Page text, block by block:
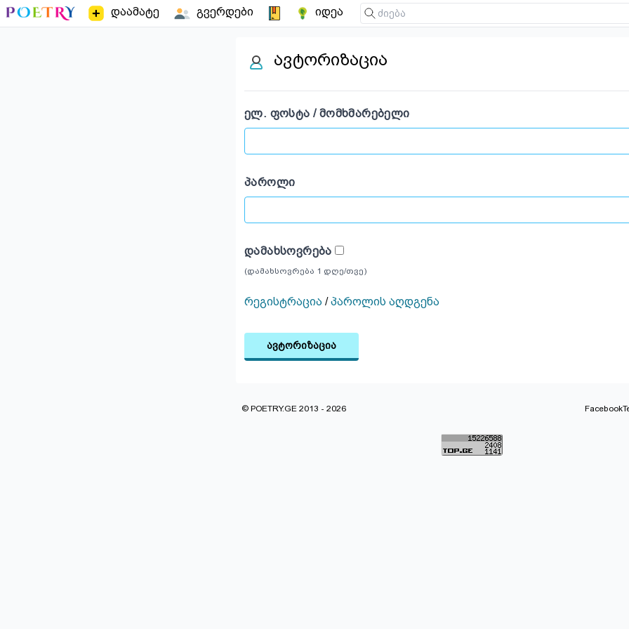
დაამატე გვერდები იდეა
ავტორიზაცია
ᲔᲚ. ᲤᲝᲡᲢᲐ / ᲛᲝᲛᲮᲛᲐᲠᲔᲑᲔᲚᲘ
ᲞᲐᲠᲝᲚᲘ
ᲓᲐᲛᲐᲮᲡᲝᲕᲠᲔᲑᲐ
(დამახსოვრება 1 დღე/თვე)
რეგისტრაცია /პაროლის აღდგენა
ავტორიზაცია
© POETRY.GE 2013 - 2026 Facebook